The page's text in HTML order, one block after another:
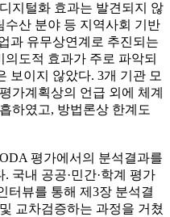
지털화 효과는 발견되지 않
산 분야 등 지역사회 기반
과 유무상연계로 추진되는
도적 효과가 주로 파악되
보이지 않았다. 3개 기관 모
가계획상의 언급 외에 체계
하였고, 방법론상 한계도
평가에서의 분석결과를
국내 공공·민간·학계 평가
터뷰를 통해 제3장 분석결
교차검증하는 과정을 거쳤